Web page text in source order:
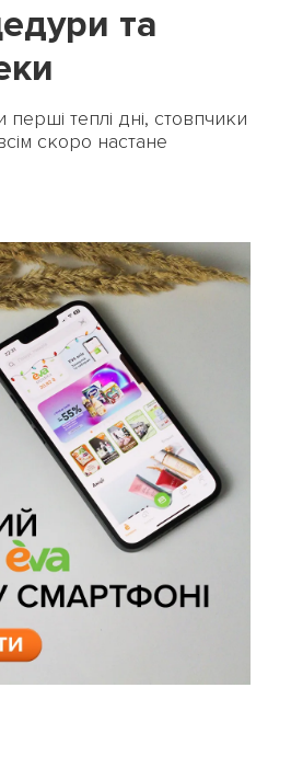
та
теплі дні, стовпчики
скоро настане
в
що й